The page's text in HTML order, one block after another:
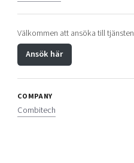
Välkommen att ansöka till tjänsten
Ansök här
COMPANY
Combitech